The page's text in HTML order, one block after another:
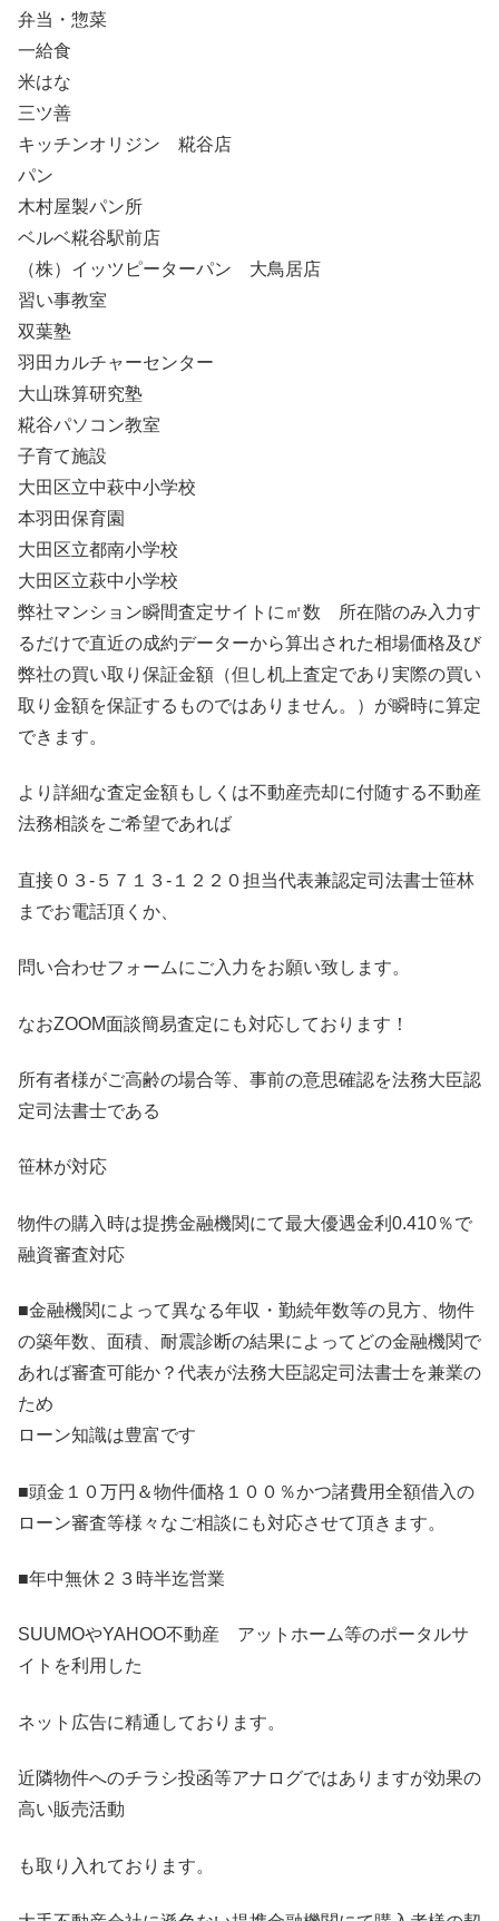
弁当・惣菜
一給食
米はな
三ツ善
キッチンオリジン 糀谷店
パン
木村屋製パン所
ベルベ糀谷駅前店
（株）イッツピーターパン 大鳥居店
習い事教室
双葉塾
羽田カルチャーセンター
大山珠算研究塾
糀谷パソコン教室
子育て施設
大田区立中萩中小学校
本羽田保育園
大田区立都南小学校
大田区立萩中小学校
弊社マンション瞬間査定サイトに㎡数 所在階のみ入力す
るだけで直近の成約データーから算出された相場価格及び
弊社の買い取り保証金額（但し机上査定であり実際の買い
取り金額を保証するものではありません。）が瞬時に算定
できます。
より詳細な査定金額もしくは不動産売却に付随する不動産
法務相談をご希望であれば
直接０３-５７１３-１２２０担当代表兼認定司法書士笹林
までお電話頂くか、
問い合わせフォームにご入力をお願い致します。
なおZOOM面談簡易査定にも対応しております！
所有者様がご高齢の場合等、事前の意思確認を法務大臣認
定司法書士である
笹林が対応
物件の購入時は提携金融機関にて最大優遇金利0.410％で
融資審査対応
■金融機関によって異なる年収・勤続年数等の見方、物件
の築年数、面積、耐震診断の結果によってどの金融機関で
あれば審査可能か？代表が法務大臣認定司法書士を兼業の
ため
ローン知識は豊富です
■頭金１０万円＆物件価格１００％かつ諸費用全額借入の
ローン審査等様々なご相談にも対応させて頂きます。
■年中無休２３時半迄営業
SUUMOやYAHOO不動産 アットホーム等のポータルサ
イトを利用した
ネット広告に精通しております。
近隣物件へのチラシ投函等アナログではありますが効果の
高い販売活動
も取り入れております。